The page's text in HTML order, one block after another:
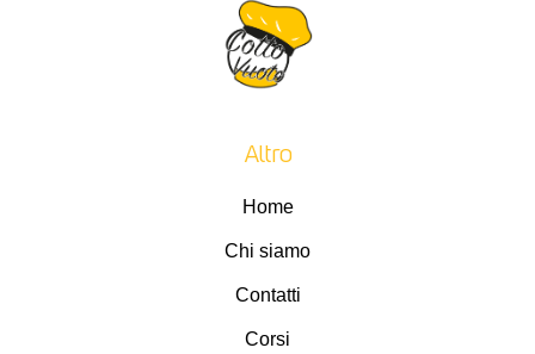
Altro
Home
Chi siamo
Contatti
Corsi